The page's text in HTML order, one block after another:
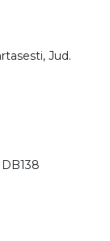
Jud.